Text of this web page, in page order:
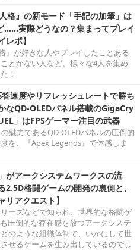
格』の新モード「手記の加筆」は
……実際どうなの？集まってプレイ
レポ】
』が好きな人やプレイしたことある
とがない人など、様々な4人を集め
！
速度やリフレッシュレートで勝ち
なQD-OLEDパネル搭載のGigaCry
」はFPSゲーマー注目の武器
の魅力であるQD-OLEDパネルの圧倒的
を、『Apex Legends』で体感しま
がアークシステムワークスの流
2.5D格闘ゲームの開発の裏側と、
リアクエスト】
リーズなどで知られ、世界的な格闘ゲ
圧倒的な存在感を放つアークシステ
のような組織体制で、いかにして世
せるゲームを生み出しているのでし